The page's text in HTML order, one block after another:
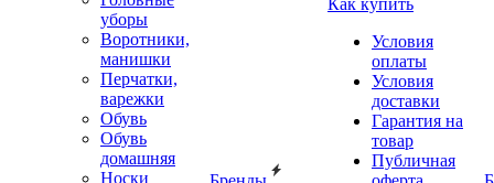
уборы
Воротники,
манишки
Перчатки,
варежки
Обувь
Обувь
домашняя
Носки
Как купить
Условия
оплаты
Условия
доставки
Гарантия на
товар
Публичная